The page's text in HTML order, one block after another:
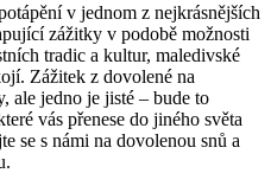
v jednom z nejkrásnějších
zážitky ‍v podobě možnosti
tradic a kultur, maledivské
Zážitek z dovolené na
ale jedno ‌je jisté – bude to
vás přenese do ‍jiného světa
se s námi na dovolenou snů a